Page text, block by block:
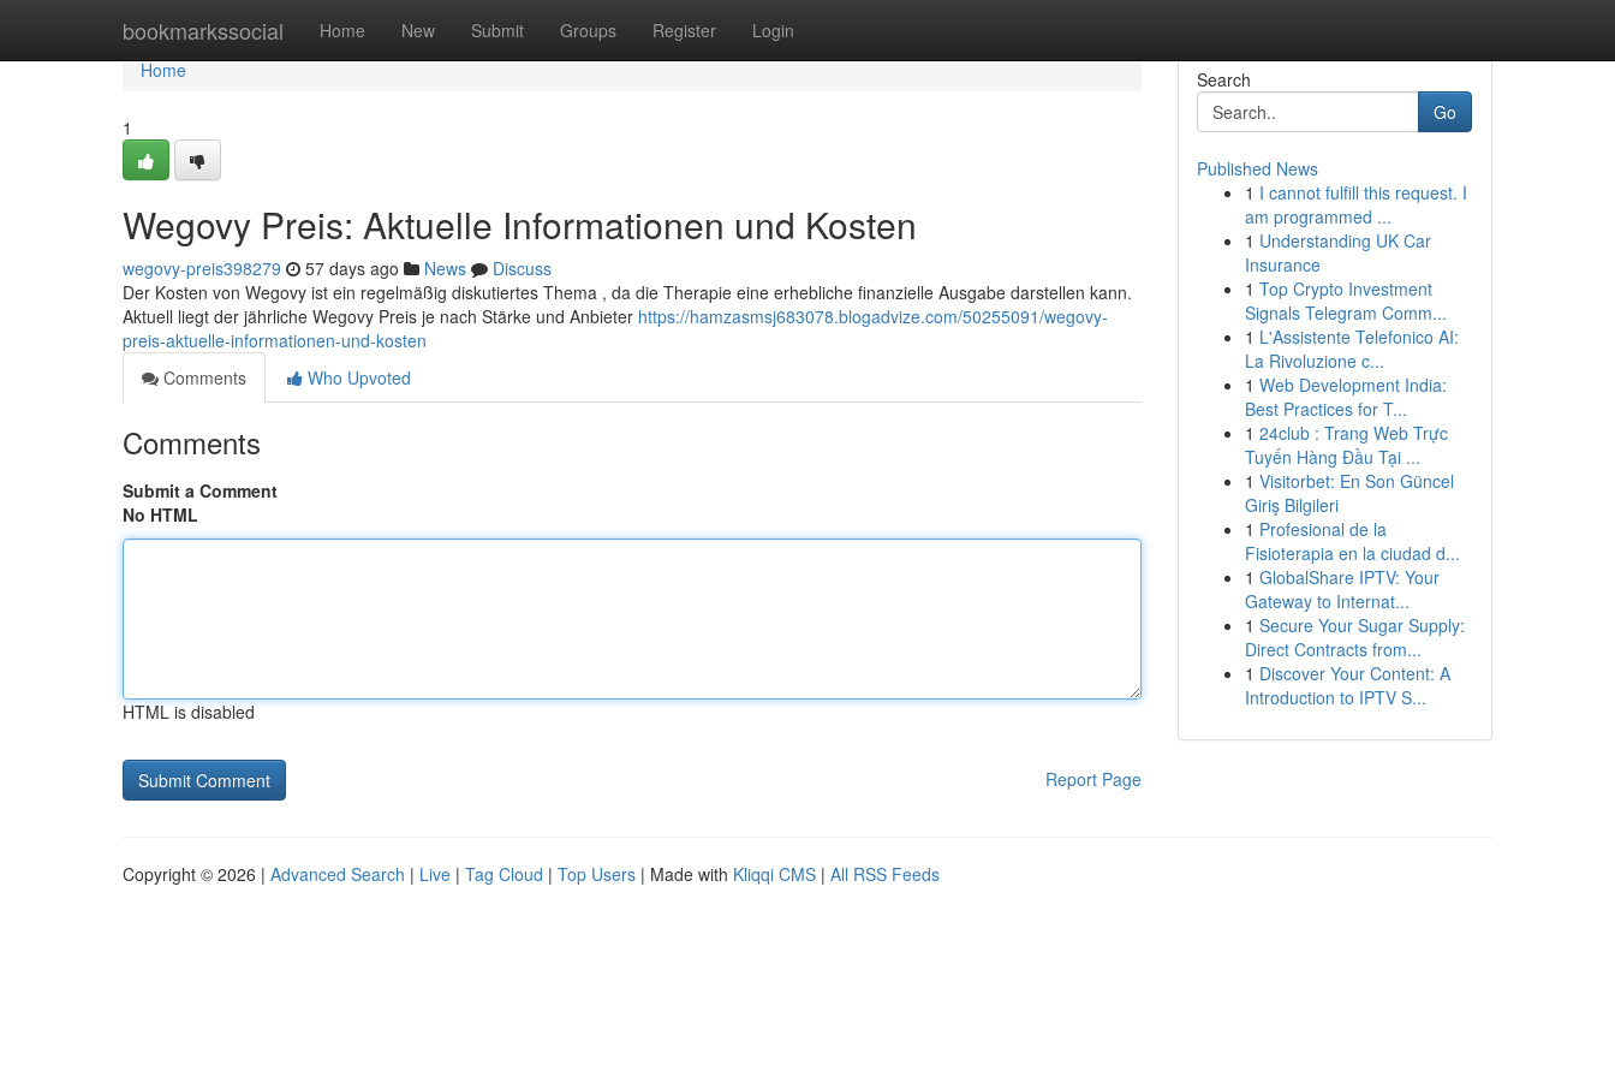
bookmarkssocial Home New Submit Groups Register Login
Home
Home
1
Wegovy Preis: Aktuelle Informationen und Kosten
wegovy-preis398279 57 days ago News
Discuss
Der Kosten von Wegovy ist ein regelmäßig diskutiertes Thema , da die Therapie eine erhebliche finanzielle Ausgabe darstellen kann.
Aktuell liegt der jährliche Wegovy Preis je nach Stärke und Anbieter https://hamzasmsj683078.blogadvize.com/50255091/wegovy-
preis-aktuelle-informationen-und-kosten
Comments
Who Upvoted
Comments
Submit a Comment
No HTML
HTML is disabled
Report Page
Search
Go
Published News
1 I cannot fulfill this request. I
am programmed ...
1 Understanding UK Car
Insurance
1 Top Crypto Investment
Signals Telegram Comm...
1 L'Assistente Telefonico AI:
La Rivoluzione c...
1 Web Development India:
Best Practices for T...
1 24club : Trang Web Trực
Tuyến Hàng Đầu Tại ...
1 Visitorbet: En Son Güncel
Giriş Bilgileri
1 Profesional de la
Fisioterapia en la ciudad d...
1 GlobalShare IPTV: Your
Gateway to Internat...
1 Secure Your Sugar Supply:
Direct Contracts from...
1 Discover Your Content: A
Introduction to IPTV S...
Copyright © 2026 | Advanced Search | Live | Tag Cloud | Top Users | Made with Kliqqi CMS | All RSS Feeds